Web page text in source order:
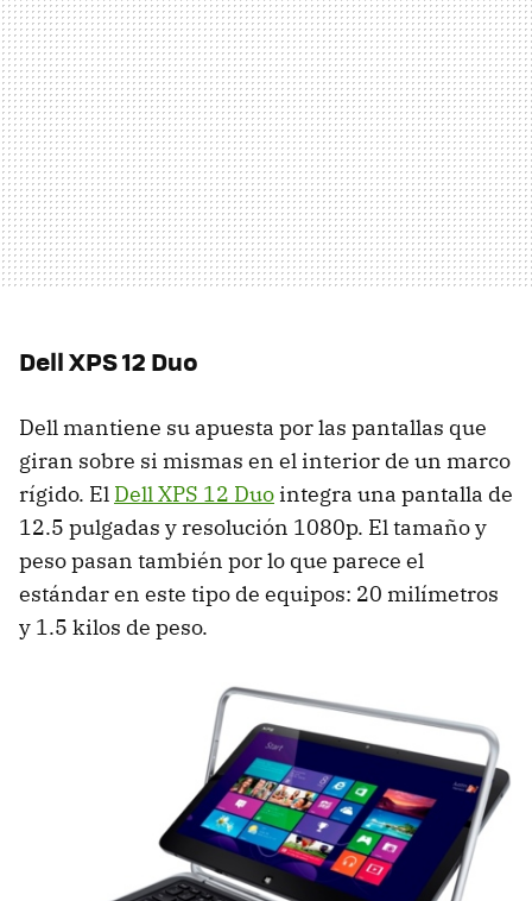
DellXPS12 Duo
Dell mantiene su apuesta por las pantallas que
giran sobre si mismas en el interior de un marco
rígido. El Dell XPS 12 Duo integra una pantalla de
12.5 pulgadas y resolución 1080p. El tamaño y
peso pasan también por lo que parece el
estándar en este tipo de equipos: 20 milímetros
y 1.5 kilos de peso.